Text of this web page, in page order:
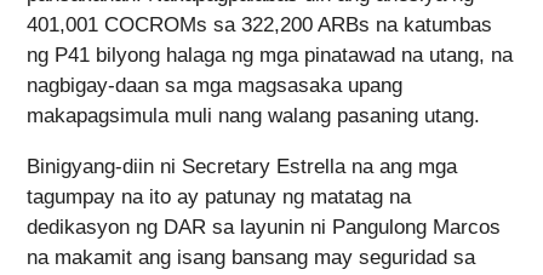
401,001 COCROMs sa 322,200 ARBs na katumbas
ng P41 bilyong halaga ng mga pinatawad na utang, na
nagbigay-daan sa mga magsasaka upang
makapagsimula muli nang walang pasaning utang.
Binigyang-diin ni Secretary Estrella na ang mga
tagumpay na ito ay patunay ng matatag na
dedikasyon ng DAR sa layunin ni Pangulong Marcos
na makamit ang isang bansang may seguridad sa